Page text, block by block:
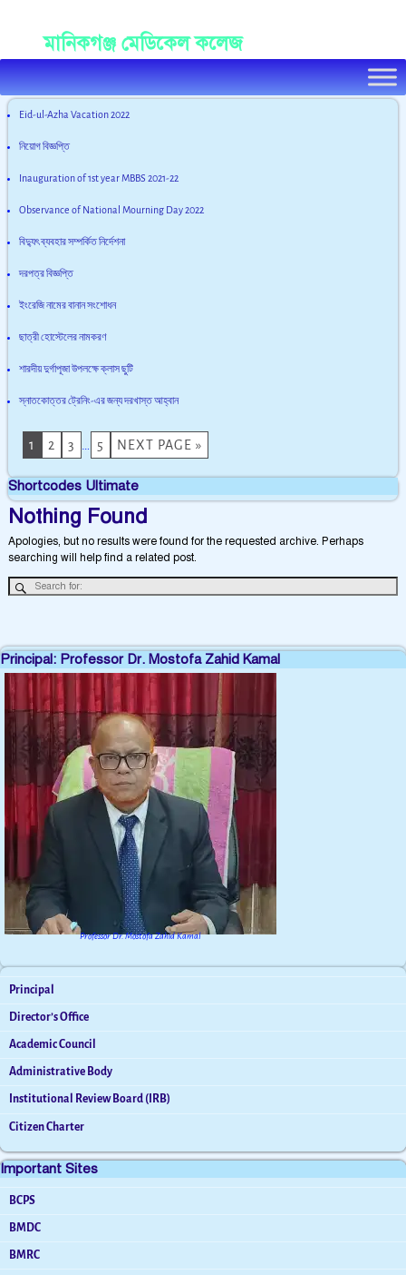
মানিকগঞ্জ মেডিকেল কলেজ
Eid-ul-Azha Vacation 2022
নিয়োগ বিজ্ঞপ্তি
Inauguration of 1st year MBBS 2021-22
Observance of National Mourning Day 2022
বিদ্যুৎ ব্যবহার সম্পর্কিত নির্দেশনা
দরপত্র বিজ্ঞপ্তি
ইংরেজি নামের বানান সংশোধন
ছাত্রী হোস্টেলের নামকরণ
শারদীয় দুর্গাপূজা উপলক্ষে ক্লাস ছুটি
স্নাতকোত্তর ট্রেনিং-এর জন্য দরখাস্ত আহ্বান
1 2 3 5 NEXT PAGE »
Shortcodes Ultimate
Nothing Found
Apologies, but no results were found for the requested archive. Perhaps
searching will help find a related post.
Principal: Professor Dr. Mostofa Zahid Kamal
Professor Dr. Mostofa Zahid Kamal
Principal
Director’s Office
Academic Council
Administrative Body
Institutional Review Board (IRB)
Citizen Charter
Important Sites
BCPS
BMDC
BMRC